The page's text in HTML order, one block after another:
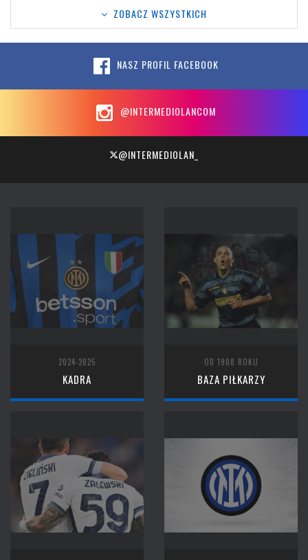
ZOBACZ WSZYSTKICH
NASZ PROFIL FACEBOOK
@INTERMEDIOLANCOM
@INTERMEDIOLAN_
2024-2025
KADRA
OD 1908 ROKU
BAZA PIŁKARZY